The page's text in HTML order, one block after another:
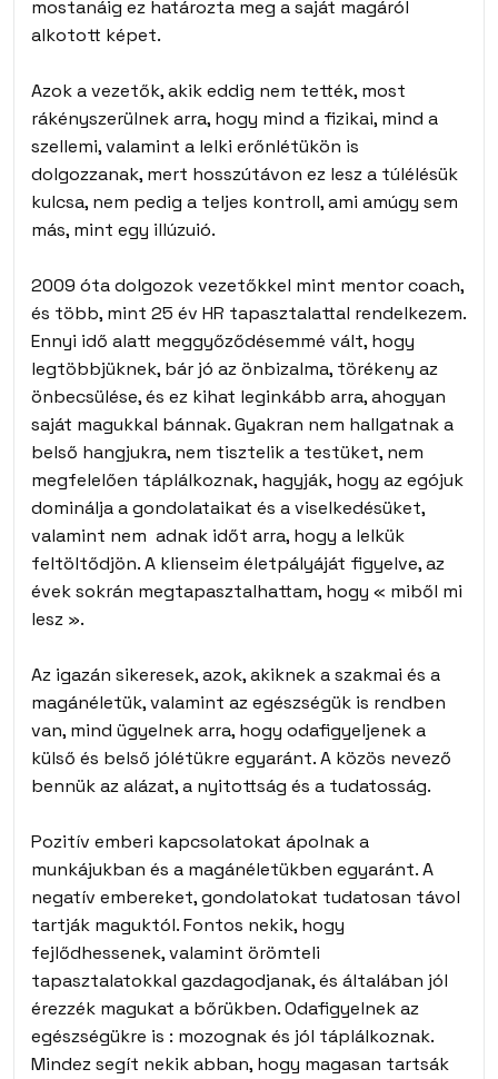
mostanáig ez határozta meg a saját magáról
alkotott képet.
Azok a vezetők, akik eddig nem tették, most
rákényszerülnek arra, hogy mind a fizikai, mind a
szellemi, valamint a lelki erőnlétükön is
dolgozzanak, mert hosszútávon ez lesz a túlélésük
kulcsa, nem pedig a teljes kontroll, ami amúgy sem
más, mint egy illúzuió.
2009 óta dolgozok vezetőkkel mint mentor coach,
és több, mint 25 év HR tapasztalattal rendelkezem.
Ennyi idő alatt meggyőződésemmé vált, hogy
legtöbbjüknek, bár jó az önbizalma, törékeny az
önbecsülése, és ez kihat leginkább arra, ahogyan
saját magukkal bánnak. Gyakran nem hallgatnak a
belső hangjukra, nem tisztelik a testüket, nem
megfelelően táplálkoznak, hagyják, hogy az egójuk
dominálja a gondolataikat és a viselkedésüket,
valamint nem adnak időt arra, hogy a lelkük
feltöltődjön. A klienseim életpályáját figyelve, az
évek sokrán megtapasztalhattam, hogy « miből mi
lesz ».
Az igazán sikeresek, azok, akiknek a szakmai és a
magánéletük, valamint az egészségük is rendben
van, mind ügyelnek arra, hogy odafigyeljenek a
külső és belső jólétükre egyaránt. A közös nevező
bennük az alázat, a nyitottság és a tudatosság.
Pozitív emberi kapcsolatokat ápolnak a
munkájukban és a magánéletükben egyaránt. A
negatív embereket, gondolatokat tudatosan távol
tartják maguktól. Fontos nekik, hogy
fejlődhessenek, valamint örömteli
tapasztalatokkal gazdagodjanak, és általában jól
érezzék magukat a bőrükben. Odafigyelnek az
egészségükre is : mozognak és jól táplálkoznak.
Mindez segít nekik abban, hogy magasan tartsák